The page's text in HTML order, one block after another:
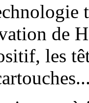
de
les